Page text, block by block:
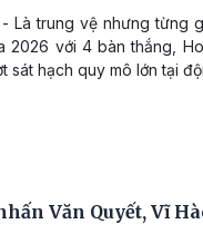
Là trung vệ nhưng từng
2026 với 4 bàn thắng,
sát hạch quy mô lớn tại
Văn Quyết, Vĩ